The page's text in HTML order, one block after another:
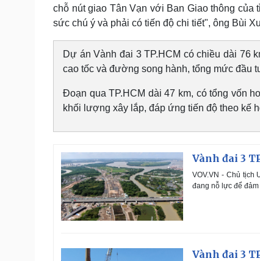
chỗ nút giao Tân Vạn với Ban Giao thông
sức chú ý và phải có tiến độ chi tiết", ông Bùi
Dự án Vành đai 3 TP.HCM có chiều dài 76
cao tốc và đường song hành, tổng mức đầu
Đoạn qua TP.HCM dài 47 km, có tổng vốn
khối lượng xây lắp, đáp ứng tiến độ theo kế
Vành đai 3
VOV.VN - Chủ tịch
đang nỗ lực để
Vành đai 3